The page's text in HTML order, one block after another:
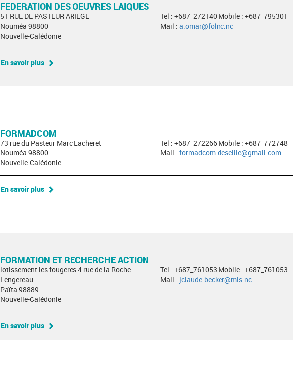
FEDERATION DES OEUVRES LAIQUES
51 RUE DE PASTEUR ARIEGE
Nouméa 98800
Nouvelle-Calédonie
Tel : +687_272140 Mobile : +687_795301
Mail : a.omar@folnc.nc
En savoir plus
FORMADCOM
73 rue du Pasteur Marc Lacheret
Nouméa 98800
Nouvelle-Calédonie
Tel : +687_272266 Mobile : +687_772748
Mail : formadcom.deseille@gmail.com
En savoir plus
FORMATION ET RECHERCHE ACTION
lotissement les fougeres 4 rue de la Roche
Lengereau
Païta 98889
Nouvelle-Calédonie
Tel : +687_761053 Mobile : +687_761053
Mail : jclaude.becker@mls.nc
En savoir plus